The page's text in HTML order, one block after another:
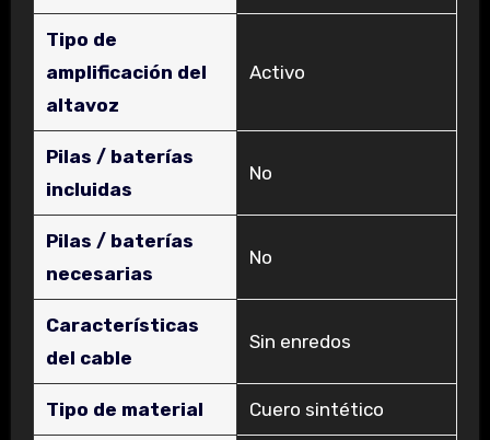
Tipo de
amplificación del
altavoz
‎Activo
Pilas / baterías
incluidas
‎No
Pilas / baterías
necesarias
‎No
Características
del cable
‎Sin enredos
Tipo de material ‎Cuero sintético